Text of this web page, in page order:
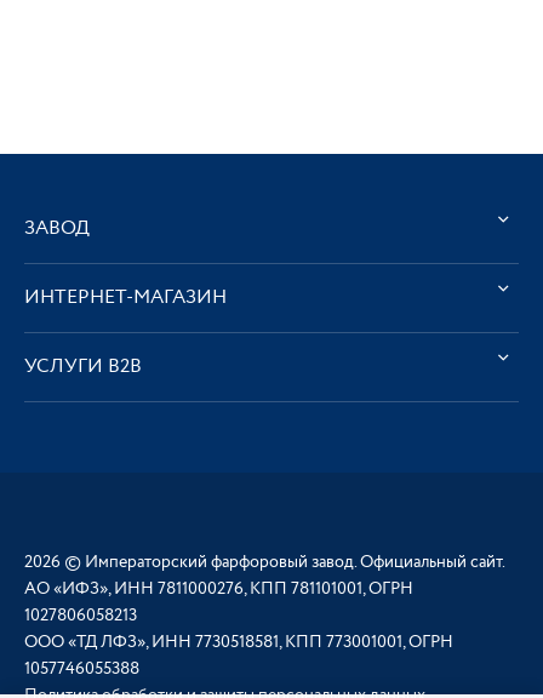
ЗАВОД
ИНТЕРНЕТ-МАГАЗИН
УСЛУГИ В2В
2026 © Императорский фарфоровый завод. Официальный сайт.
АО «ИФЗ», ИНН 7811000276, КПП 781101001, ОГРН
1027806058213
ООО «ТД ЛФЗ», ИНН 7730518581, КПП 773001001, ОГРН
1057746055388